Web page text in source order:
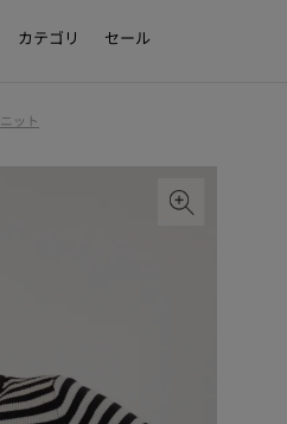
カテゴリ セール
ニット